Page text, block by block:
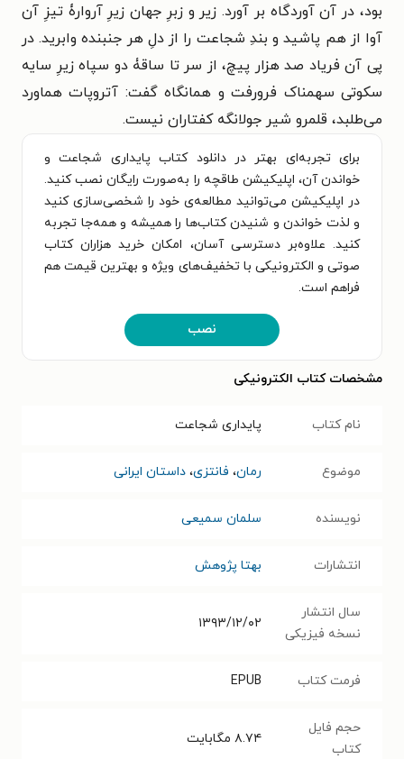
بود، در آن آوردگاه بر آورد. زیر و زبرِ جهان زیرِ آروارۀ تیزِ آن
آوا از هم پاشید و بندِ شجاعت را از دلِ هر جنبنده وابرید. در
پی آن فریاد صد هزار پیچ، از سر تا ساقۀ دو سپاه زیرِ سایه
سکوتی سهمناک فرورفت و همانگاه گفت: آتروپات هماورد
می‌طلبد، قلمرو شیر جولانگه کفتاران نیست.
برای تجربه‌ای بهتر در دانلود کتاب پایداری شجاعت و
خواندن آن، اپلیکیشن طاقچه را به‌صورت رایگان نصب کنید.
در اپلیکیشن می‌توانید مطالعه‌ی خود را شخصی‌سازی کنید
و لذت خواندن و شنیدن کتاب‌ها را همیشه و همه‌جا تجربه
کنید. علاوه‌بر دسترسی آسان، امکان خرید هزاران کتاب
صوتی و الکترونیکی با تخفیف‌های ویژه و بهترین قیمت هم
فراهم است.
نصب
مشخصات کتاب الکترونیکی
نام کتاب پایداری شجاعت
موضوع رمان، فانتزی، داستان ایرانی
نویسنده سلمان سمیعی
انتشارات بهتا پژوهش
سال انتشار
نسخه فیزیکی
۱۳۹۳/۱۲/۰۲
فرمت کتاب EPUB
حجم فایل
کتاب
۸.۷۴ مگابایت